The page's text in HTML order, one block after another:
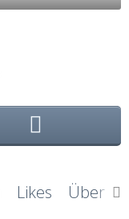
Likes Über